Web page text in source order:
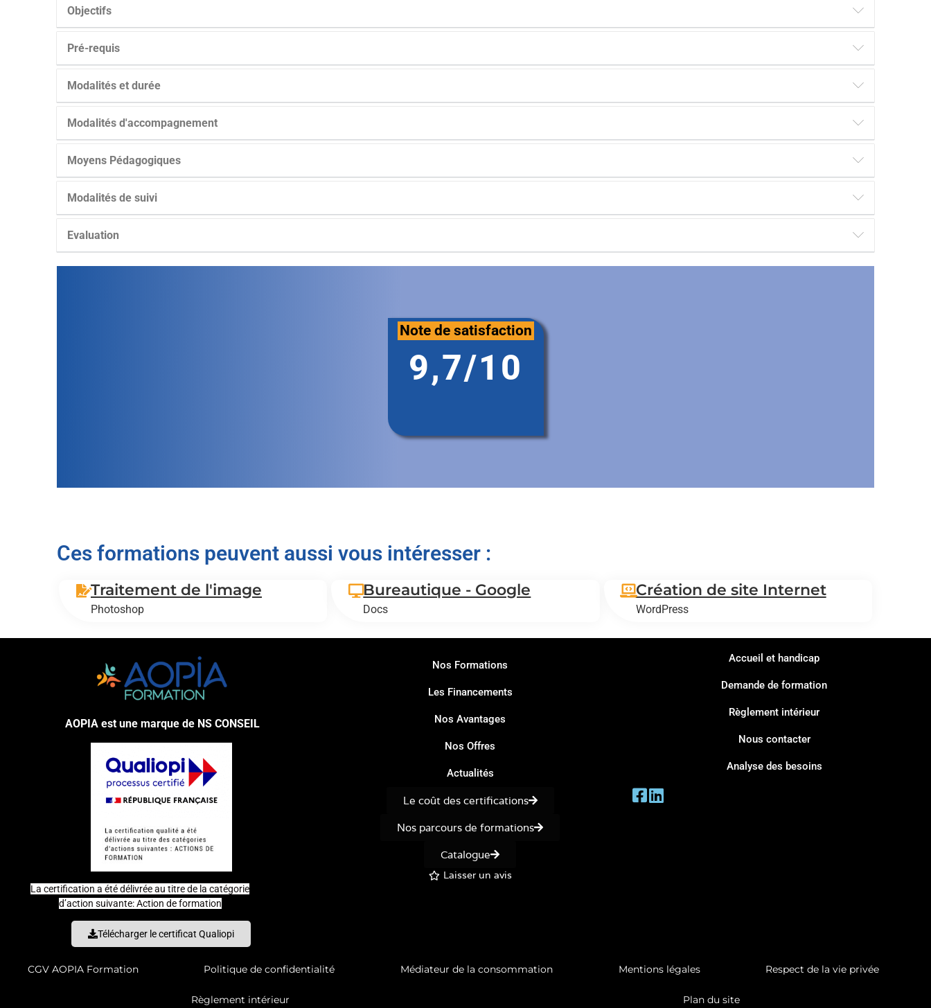
Objectifs
Pré-requis
Modalités et durée
Modalités d'accompagnement
Moyens Pédagogiques
Modalités de suivi
Evaluation
Note de satisfaction
9,7/10
Ces formations peuvent aussi vous intéresser :
Traitement de l'image
Photoshop
Bureautique - Google
Docs
Création de site Internet
WordPress
AOPIA est une marque de NS CONSEIL
La certification a été délivrée au titre de la catégorie
d’action suivante: Action de formation
Télécharger le certificat Qualiopi
Nos Formations
Les Financements
Nos Avantages
Nos Offres
Actualités
Le coût des certifications
Nos parcours de formations
Catalogue
Laisser un avis
Accueil et handicap
Demande de formation
Règlement intérieur
Nous contacter
Analyse des besoins
CGV AOPIA Formation Politique de confidentialité Médiateur de la consommation Mentions légales Respect de la vie privée
Règlement intérieur Plan du site